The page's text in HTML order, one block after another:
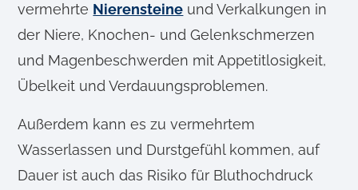
vermehrte Nierensteine und Verkalkungen in
der Niere, Knochen- und Gelenkschmerzen
und Magenbeschwerden mit Appetitlosigkeit,
Übelkeit und Verdauungsproblemen.
Außerdem kann es zu vermehrtem
Wasserlassen und Durstgefühl kommen, auf
Dauer ist auch das Risiko für Bluthochdruck